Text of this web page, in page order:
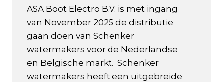
ASA Boot Electro B.V. is met ingang
van November 2025 de distributie
gaan doen van Schenker
watermakers voor de Nederlandse
en Belgische markt. Schenker
watermakers heeft een uitgebreide